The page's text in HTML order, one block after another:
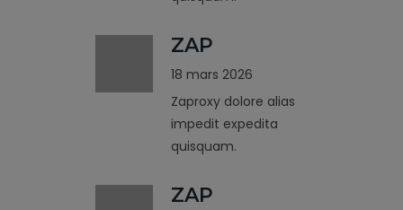
ZAP
18 mars 2026
Zaproxy dolore alias
impedit expedita
quisquam.
ZAP